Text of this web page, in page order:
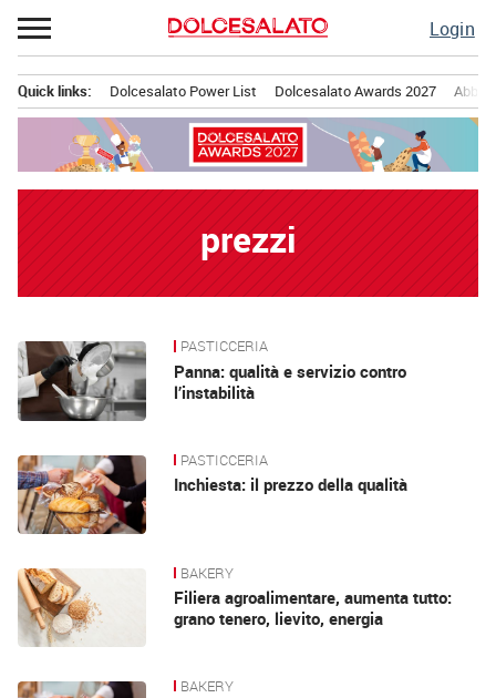
Passa
al
Login
principale
Quick links: Dolcesalato Power List Dolcesalato Awards 2027
prezzi
News PASTICCERIA
Panna: qualità e servizio contro
l’instabilità
PASTICCERIA
Inchiesta: il prezzo della qualità
BAKERY
Filiera agroalimentare, aumenta tutto:
grano tenero, lievito, energia
BAKERY